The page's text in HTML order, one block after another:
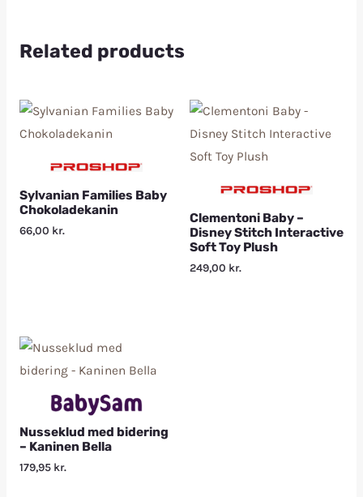
Related products
Sylvanian Families Baby
Chokoladekanin
66,00 kr.
Clementoni Baby –
Disney Stitch Interactive
Soft Toy Plush
249,00 kr.
Nusseklud med bidering
– Kaninen Bella
179,95 kr.